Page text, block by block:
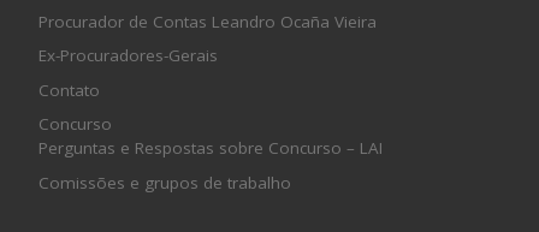
Procurador de Contas Leandro Ocaña Vieira
Ex-Procuradores-Gerais
Contato
Concurso
Perguntas e Respostas sobre Concurso – LAI
Comissões e grupos de trabalho